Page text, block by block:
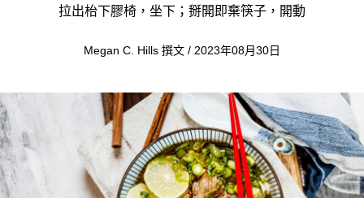
拉出枱下膠椅，坐下；掰開即棄筷子，開動
Megan C. Hills 撰文 / 2023年08月30日